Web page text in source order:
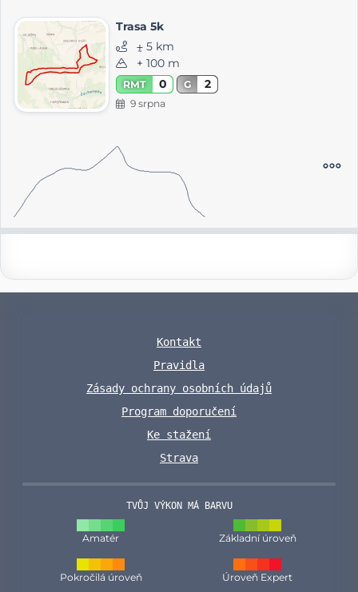
Trasa 5k
⨦ 5 km
+ 100 m
RMT 0 G 2
9 srpna
Kontakt
Pravidla
Zásady ochrany osobních údajů
Program doporučení
Ke stažení
Strava
TVŮJ VÝKON MÁ BARVU
Amatér Základní úroveň
Pokročilá úroveň Úroveň Expert